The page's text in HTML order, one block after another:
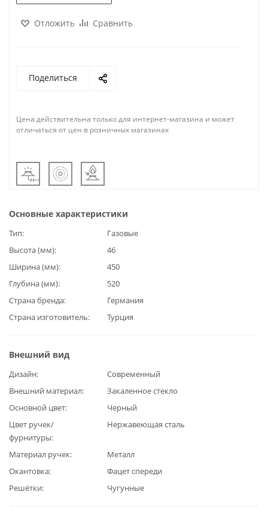
Отложить Сравнить
Поделиться
Цена действительна только для интернет-магазина и может
отличаться от цен в розничных магазинах
Основные характеристики
Тип
Газовые
Высота (мм)
46
Ширина (мм)
450
Глубина (мм)
520
Страна бренда
Германия
Страна изготовитель
Турция
Внешний вид
Дизайн
Современный
Внешний материал
Закаленное стекло
Основной цвет
Черный
Цвет ручек/
фурнитуры
Нержавеющая сталь
Материал ручек
Металл
Окантовка
Фацет спереди
Решётки
Чугунные